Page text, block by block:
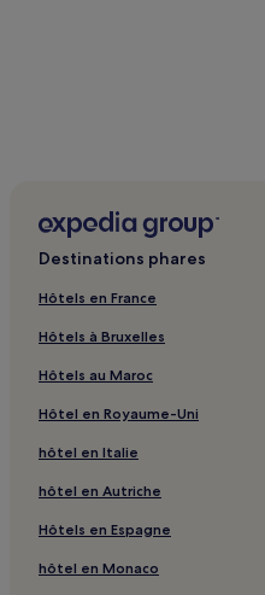
Destinations phares
Hôtels en France
Hôtels à Bruxelles
Hôtels au Maroc
Hôtel en Royaume-Uni
hôtel en Italie
hôtel en Autriche
Hôtels en Espagne
hôtel en Monaco